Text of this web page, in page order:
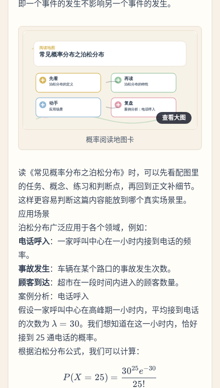
即一个事件的发生不影响另一个事件的发生。
查看大图
概率阅读地图卡
读《常见概率分布之泊松分布》时，可以先看配图里
的任务、概念、练习和判断点，再回到正文补细节。
这样更容易判断这篇内容能放到哪个真实场景里。
应用场景
泊松分布广泛应用于各个领域，例如：
电话呼入：一家呼叫中心在一小时内接到电话的频
率。
事故发生：车辆在某个路口的事故发生次数。
顾客到达：超市在一段时间内进入的顾客数量。
案例分析：电话呼入
假设一家呼叫中心在高峰期一小时内，平均接到电话
的次数为 \lambda
= 30
λ = 30。我们想知道在这一小时内，恰好
接到 25 通电话的概率。
根据泊松分布公式，我们可以计算：
P(X = 25) =
P(X = 25) =
25!
3025e−30